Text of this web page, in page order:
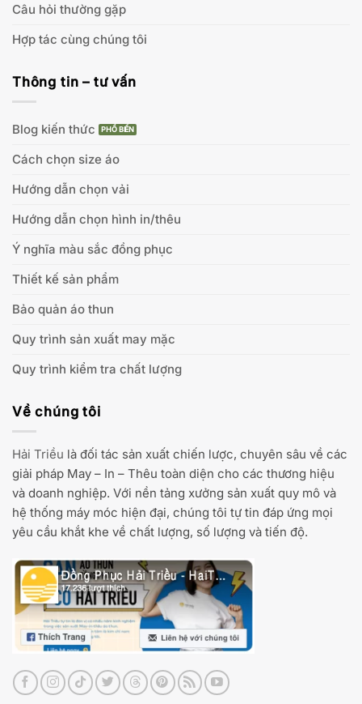
Câu hỏi thường gặp
Hợp tác cùng chúng tôi
Thông tin – tư vấn
Blog kiến thức
Cách chọn size áo
Hướng dẫn chọn vải
Hướng dẫn chọn hình in/thêu
Ý nghĩa màu sắc đồng phục
Thiết kế sản phẩm
Bảo quản áo thun
Quy trình sản xuất may mặc
Quy trình kiểm tra chất lượng
Về chúng tôi
Hải Triều là đối tác sản xuất chiến lược, chuyên sâu về các
giải pháp May – In – Thêu toàn diện cho các thương hiệu
và doanh nghiệp. Với nền tảng xưởng sản xuất quy mô và
hệ thống máy móc hiện đại, chúng tôi tự tin đáp ứng mọi
yêu cầu khắt khe về chất lượng, số lượng và tiến độ.